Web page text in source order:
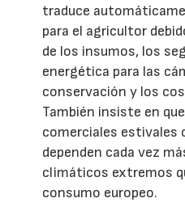
traduce
para el agricultor
de los insumos, los
energética para las
conservación y los
También insiste en
comerciales estivales
dependen cada vez
climáticos extremos
consumo europeo.